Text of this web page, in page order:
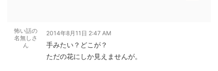
怖い話の
名無しさ
ん
2014年8月11日 2:47 AM
手みたい？どこが？
ただの花にしか見えませんが。